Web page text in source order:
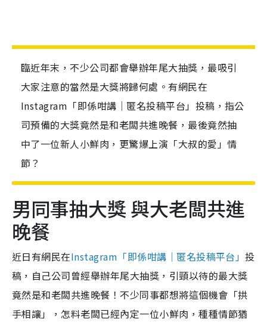
臨近年末，不少公司都會舉辦年尾大抽獎，最吸引
大家注意的當然是大獎將歸何處。有網民在
Instagram「即係咁講｜匿名投稿平台」投稿，指公
司預備的大獎竟然是和老闆共進晚餐，最後竟然抽
中了一位新人小鮮肉，更驚爆上演「大叔的愛」情
節？
男同事抽大獎 與大老闆共進
晚餐
近日有網民在Instagram「即係咁講｜匿名投稿平台」投
稿，自己公司曾經舉辦年尾大抽獎，引頸以待的最大獎
竟然是和老闆共進晚餐！不少同事都想將這個機會「拱
手相讓」，怎料老闆已經內定一位小鮮肉，種種情節猶